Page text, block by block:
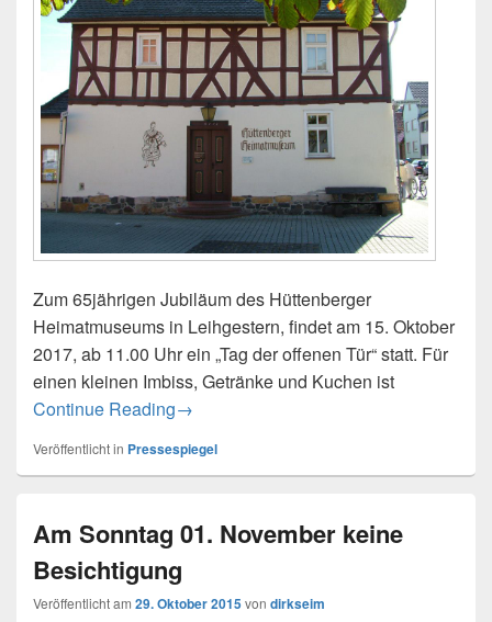
Zum 65jährigen Jubiläum des Hüttenberger
Heimatmuseums in Leihgestern, findet am 15. Oktober
2017, ab 11.00 Uhr ein „Tag der offenen Tür“ statt. Für
einen kleinen Imbiss, Getränke und Kuchen ist
Continue ReadingTag der offenen Tür
→
Veröffentlicht in Pressespiegel
Am Sonntag 01. November keine
Besichtigung
Veröffentlicht am 29. Oktober 2015von dirkseim